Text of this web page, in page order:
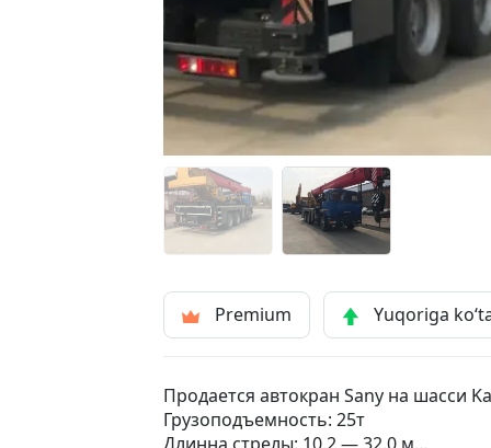
Premium Yuqoriga
Продается автокран Sany на шасси
Грузоподъемность: 25т